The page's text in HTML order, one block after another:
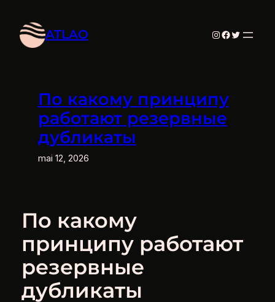
contenu
ATLAO Instagram
Facebook
Twitter
По какому принципу
работают резервные
дубликаты
mai 12, 2026
По какому
принципу работают
резервные
дубликаты